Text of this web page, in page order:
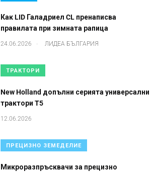
Как LID Галадриел CL пренаписва
правилата при зимната рапица
24.06.2026 . ЛИДЕА БЪЛГАРИЯ
ТРАКТОРИ
New Holland допълни серията универсални
трактори T5
12.06.2026
ПРЕЦИЗНО ЗЕМЕДЕЛИЕ
Микроразпръсквачи за прецизно